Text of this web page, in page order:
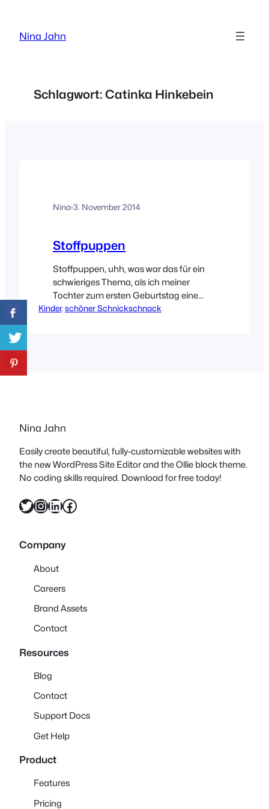
springen
Nina Jahn
Schlagwort: Catinka Hinkebein
Nina·3. November 2014
Stoffpuppen
Stoffpuppen, uhh, was war das für ein
schwieriges Thema, als ich meiner
Tochter zum ersten Geburtstag eine
schenken wollte. Man kann sich kaum
Kinder, schöner Schnickschnack
Nina Jahn
Easily create beautiful, fully-customizable websites with
the new WordPress Site Editor and the Ollie block theme.
No coding skills required. Download for free today!
Twitter InstagramLinkedIn Facebook
Company
About
Careers
Brand Assets
Contact
Resources
Blog
Contact
Support Docs
Get Help
Product
Features
Pricing